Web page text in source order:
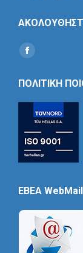
Find us on:
Social
ΠΟΛΙΤΙΚΗ
EBEA WebMail